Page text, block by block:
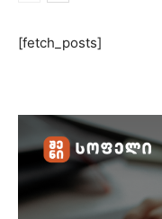
[fetch_posts]